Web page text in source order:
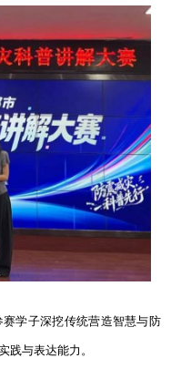
学子深挖传统营造智慧与防
践与表达能力。